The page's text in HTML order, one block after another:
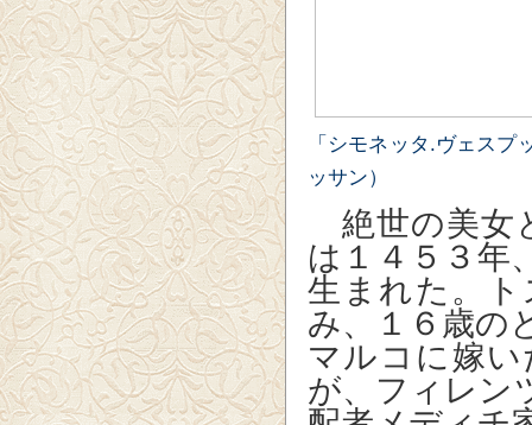
「シモネッタ.ヴェス
ッサン）
絶世の美女
は１４５３年
生まれた。
み、１６歳の
マルコに嫁
が、フィレン